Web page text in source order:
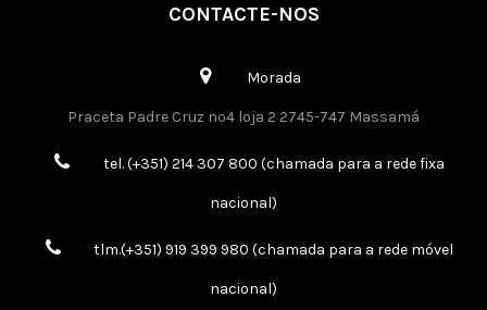
CONTACTE-NOS
Morada
Praceta Padre Cruz nº4 loja 2 2745-747 Massamá
tel. (+351) 214 307 800 (chamada para a rede fixa
nacional)
tlm.(+351) 919 399 980 (chamada para a rede móvel
nacional)